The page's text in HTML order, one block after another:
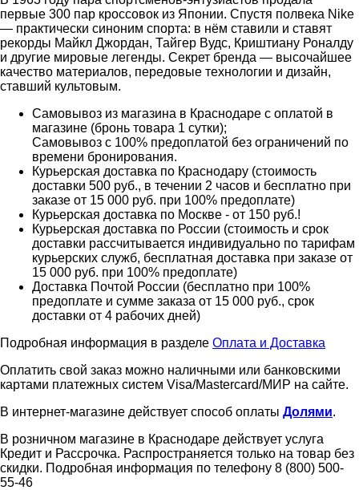
первые 300 пар кроссовок из Японии. Спустя полвека Nike
— практически синоним спорта: в нём ставили и ставят
рекорды Майкл Джордан, Тайгер Вудс, Криштиану Роналду
и другие мировые легенды. Секрет бренда — высочайшее
качество материалов, передовые технологии и дизайн,
ставший культовым.
Самовывоз из магазина в Краснодаре с оплатой в
магазине (бронь товара 1 сутки);
Самовывоз с 100% предоплатой без ограничений по
времени бронирования.
Курьерская доставка по Краснодару (стоимость
доставки 500 руб., в течении 2 часов и бесплатно при
заказе от 15 000 руб. при 100% предоплате)
Курьерская доставка по Москве - от 150 руб.!
Курьерская доставка по России (стоимость и срок
доставки рассчитывается индивидуально по тарифам
курьерских служб, бесплатная доставка при заказе от
15 000 руб. при 100% предоплате)
Доставка Почтой России (бесплатно при 100%
предоплате и сумме заказа от 15 000 руб., срок
доставки от 4 рабочих дней)
Подробная информация в разделе Оплата и Доставка
Оплатить свой заказ можно наличными или банковскими
картами платежных систем Visa/Mastercard/МИР на сайте.
В интернет-магазине действует способ оплаты Долями.
В розничном магазине в Краснодаре действует услуга
Кредит и Рассрочка. Распространяется только на товар без
скидки. Подробная информация по телефону 8 (800) 500-
55-46